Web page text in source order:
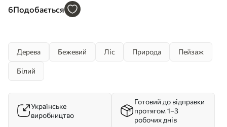
пастельні кольори, бежевий і білий Арт. s39978
6Подобається
Дерева Бежевий Ліс Природа Пейзаж
Білий
Українське
виробництво
Готовий до відправки
протягом 1–3
робочих днів